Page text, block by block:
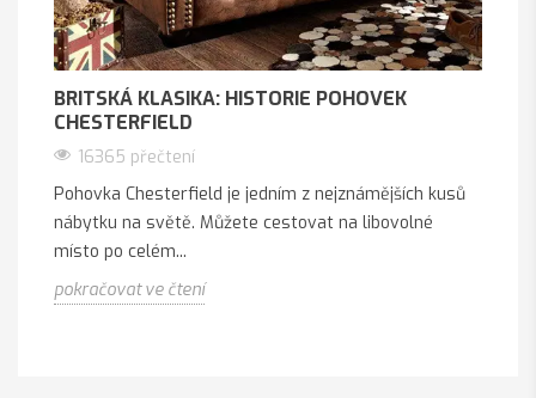
BRITSKÁ KLASIKA: HISTORIE POHOVEK
CHESTERFIELD
16365 přečtení
Pohovka Chesterfield je jedním z nejznámějších kusů
nábytku na světě. Můžete cestovat na libovolné
místo po celém...
pokračovat ve čtení